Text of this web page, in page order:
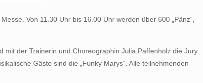
Von 11.30 Uhr bis 16.00 Uhr werden über 600 „Pänz“,
mit der Trainerin und Choreographin Julia Paffenholz die Jury
Gäste sind die „Funky Marys“. Alle teilnehmenden